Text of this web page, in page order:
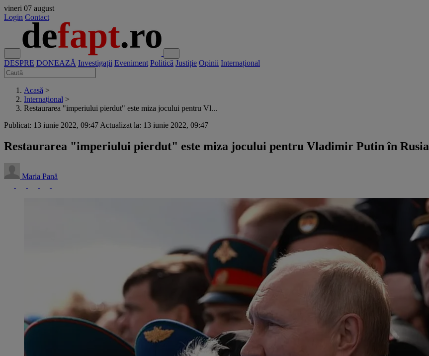
vineri 07 august
Login Contact
DESPRE DONEAZĂ Investigații Eveniment Politică Justiție Opinii Internațional
Acasă >
Internațional >
Restaurarea "imperiului pierdut" este miza jocului pentru Vl...
Publicat: 13 iunie 2022, 09:47 Actualizat la: 13 iunie 2022, 09:47
Restaurarea "imperiului pierdut" este miza jocului pentru Vladimir Putin în Rusia
Maria Pană